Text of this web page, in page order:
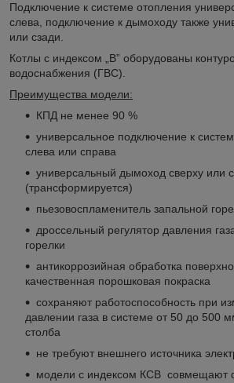
Подключение к системе отопления
слева, подключение к дымоходу также
или сзади.
Котлы с индексом „В” оборудованы
водоснабжения (ГВС).
Преимущества модели:
КПД не менее 90 %
универсальное подключение к
слева или справа
универсальный дымоход сверху или
(трансформируется)
пьезовоспламенитель запальной
дроссельный регулятор давления
горелки
антикоррозийная обработка
качественная порошковая покраска
сохраняют работоспособность при
давлении газа в системе от 50 до 500
столба
не требуют внешнего источника
модели с индексом КСВ совмещают